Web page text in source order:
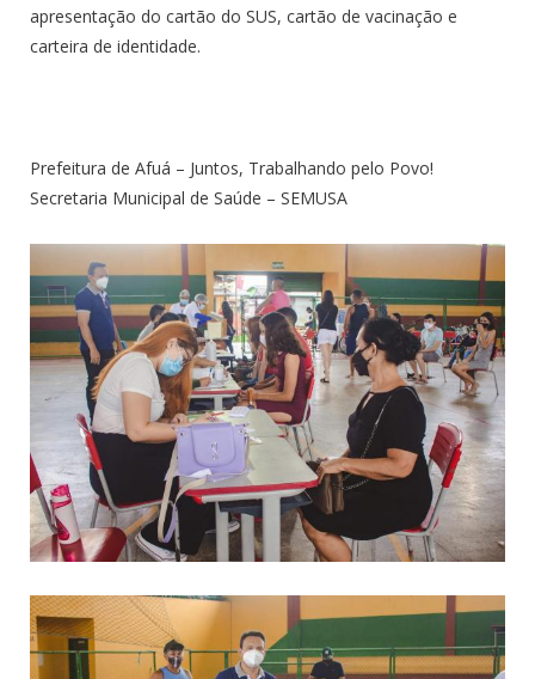
apresentação do cartão do SUS, cartão de vacinação e
carteira de identidade.
Prefeitura de Afuá – Juntos, Trabalhando pelo Povo!
Secretaria Municipal de Saúde – SEMUSA